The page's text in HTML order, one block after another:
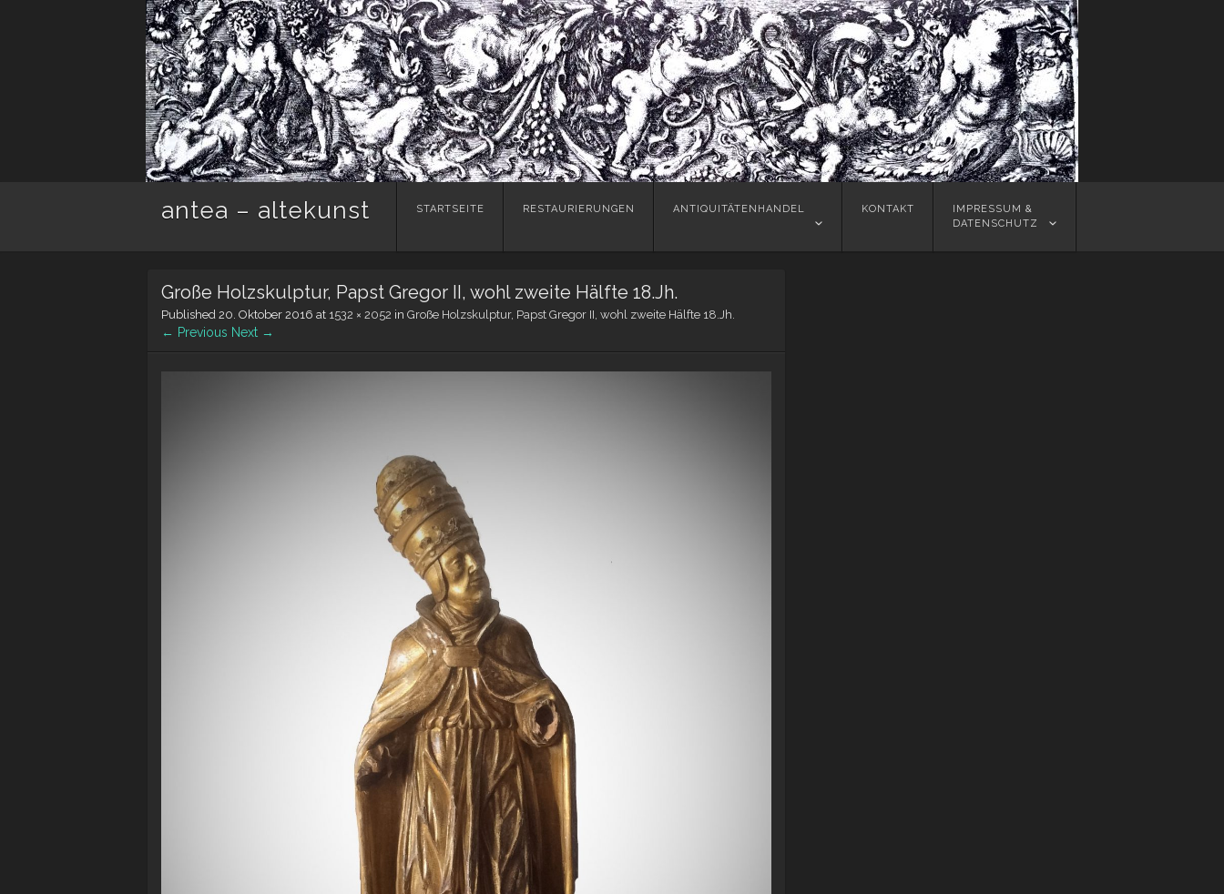
antea – altekunst
Skip
STARTSEITE RESTAURIERUNGEN ANTIQUITÄTENHANDEL KONTAKT
IMPRESSUM &
DATENSCHUTZ
Große Holzskulptur, Papst Gregor II, wohl zweite Hälfte 18.Jh.
Published 20. Oktober 2016 at 1532 × 2052 in Große Holzskulptur, Papst Gregor II, wohl zweite Hälfte 18.Jh.
← Previous Next →